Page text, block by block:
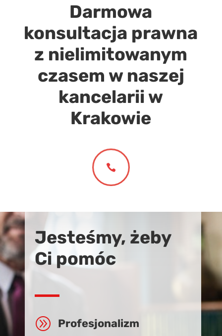
Darmowa
konsultacja prawna
z nielimitowanym
czasem w naszej
kancelarii w
Krakowie

Jesteśmy, żeby
Ci pomóc
A Profesjonalizm